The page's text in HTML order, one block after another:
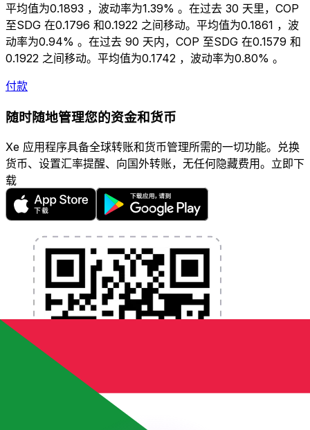
平均值为0.1893 ，波动率为1.39% 。在过去 30 天里，COP
至SDG 在0.1796 和0.1922 之间移动。平均值为0.1861 ，波
动率为0.94% 。在过去 90 天内，COP 至SDG 在0.1579 和
0.1922 之间移动。平均值为0.1742 ，波动率为0.80% 。
付款
随时随地管理您的资金和货币
Xe 应用程序具备全球转账和货币管理所需的一切功能。兑换
货币、设置汇率提醒、向国外转账，无任何隐藏费用。立即下
载